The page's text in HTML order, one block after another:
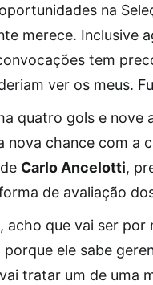
na
merece. Inclusive
tem
ver os meus.
quatro gols e nove
nova chance com a
Carlo Ancelotti,
de avaliação
acho que vai ser
ele sabe
tratar um de uma